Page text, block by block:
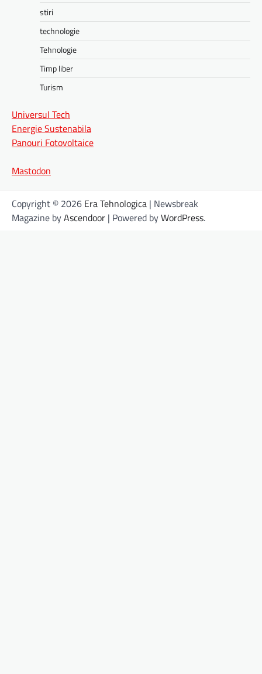
stiri
technologie
Tehnologie
Timp liber
Turism
Universul Tech
Energie Sustenabila
Panouri Fotovoltaice
Mastodon
Copyright © 2026 Era Tehnologica | Newsbreak
Magazine byAscendoor | Powered byWordPress.